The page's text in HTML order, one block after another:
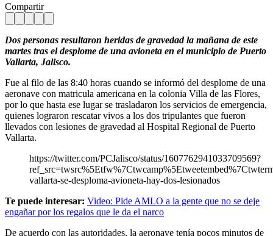
Compartir
Dos personas resultaron heridas de gravedad la mañana de este
martes tras el desplome de una avioneta en el municipio de Puerto
Vallarta, Jalisco.
Fue al filo de las 8:40 horas cuando se informó del desplome de una
aeronave con matricula americana en la colonia Villa de las Flores,
por lo que hasta ese lugar se trasladaron los servicios de emergencia,
quienes lograron rescatar vivos a los dos tripulantes que fueron
llevados con lesiones de gravedad al Hospital Regional de Puerto
Vallarta.
https://twitter.com/PCJalisco/status/1607762941033709569?
vallarta-se-desploma-avioneta-hay-dos-lesionados
Te puede interesar: Video: Pide AMLO a la gente que no se deje
engañar por los regalos que le da el narco
De acuerdo con las autoridades, la aeronave tenía pocos minutos de